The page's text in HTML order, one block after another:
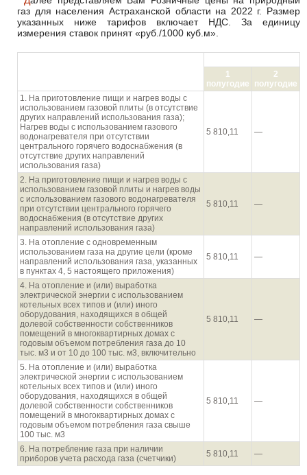
газ для населения Астраханской области на 2022 г. Размер
указанных ниже тарифов включает НДС. За единицу
измерения ставок принят «руб./1000 куб.м».
1
полугодие
2
полугодие
1. На приготовление пищи и нагрев воды с
использованием газовой плиты (в отсутствие
других направлений использования газа);
Нагрев воды с использованием газового
водонагревателя при отсутствии
центрального горячего водоснабжения (в
отсутствие других направлений
использования газа)
5 810,11 —
2. На приготовление пищи и нагрев воды с
использованием газовой плиты и нагрев воды
с использованием газового водонагревателя
при отсутствии центрального горячего
водоснабжения (в отсутствие других
направлений использования газа)
5 810,11 —
3. На отопление с одновременным
использованием газа на другие цели (кроме
направлений использования газа, указанных
в пунктах 4, 5 настоящего приложения)
5 810,11 —
4. На отопление и (или) выработка
электрической энергии с использованием
котельных всех типов и (или) иного
оборудования, находящихся в общей
долевой собственности собственников
помещений в многоквартирных домах с
годовым объемом потребления газа до 10
тыс. м3 и от 10 до 100 тыс. м3, включительно
5 810,11 —
5. На отопление и (или) выработка
электрической энергии с использованием
котельных всех типов и (или) иного
оборудования, находящихся в общей
долевой собственности собственников
помещений в многоквартирных домах с
годовым объемом потребления газа свыше
100 тыс. м3
5 810,11 —
6. На потребление газа при наличии
приборов учета расхода газа (счетчики)
5 810,11 —